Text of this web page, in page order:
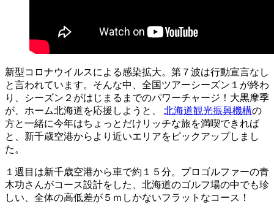
新型コロナウイルスによる感染拡大。第７波は行動宣言なし
と言われています。そんな中、全国ツアーシーズン１が終わ
り、シーズン２がはじまるまでのパワーチャージ！大黒摩季
が、ホーム北海道を応援しようと
北海道観光振興機構の
方と一緒に今年はちょっとだけリッチな旅を満喫できれば
と、新千歳空港からより近いエリアをピックアップしまし
た。
１週目は新千歳空港から車で約１５分。プロゴルファーの青
木功さんがコース設計をした、北海道のゴルフ場の中でも珍
しい、全体の高低差が５ｍしかないフラットなコース！